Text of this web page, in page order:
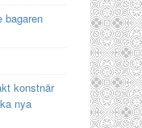
bagaren
konstnär
nya